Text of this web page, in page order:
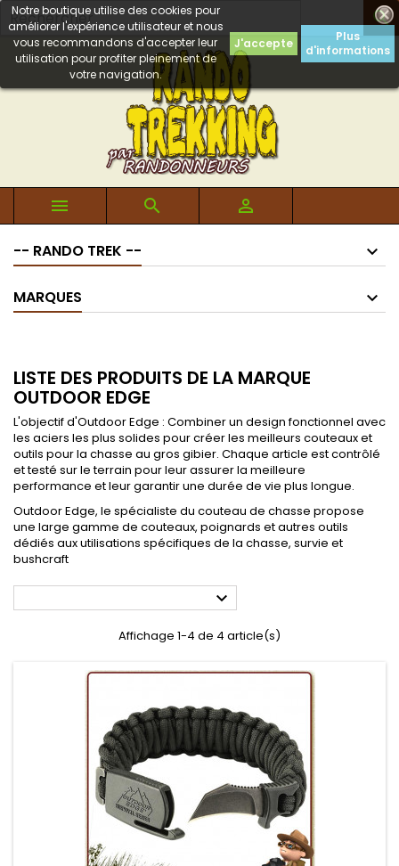

Notre boutique utilise des cookies pour
améliorer l'expérience utilisateur et nous
vous recommandons d'accepter leur
utilisation pour profiter pleinement de
votre navigation.
J'accepte
Plus
d'informations
  
-- RANDO TREK --
MARQUES
LISTE DES PRODUITS DE LA MARQUE
OUTDOOR EDGE
L'objectif d'Outdoor Edge : Combiner un design fonctionnel avec
les aciers les plus solides pour créer les meilleurs couteaux et
outils pour la chasse au gros gibier. Chaque article est contrôlé
et testé sur le terrain pour leur assurer la meilleure
performance et leur garantir une durée de vie plus longue.
Outdoor Edge, le spécialiste du couteau de chasse propose
une large gamme de couteaux, poignards et autres outils
dédiés aux utilisations spécifiques de la chasse, survie et
bushcraft

Affichage 1-4 de 4 article(s)